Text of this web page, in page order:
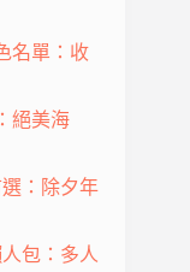
名單：收
絕美海
：除夕年
包：多人